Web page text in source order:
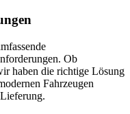
Ob
haben die richtige Lösung
Fahrzeugen